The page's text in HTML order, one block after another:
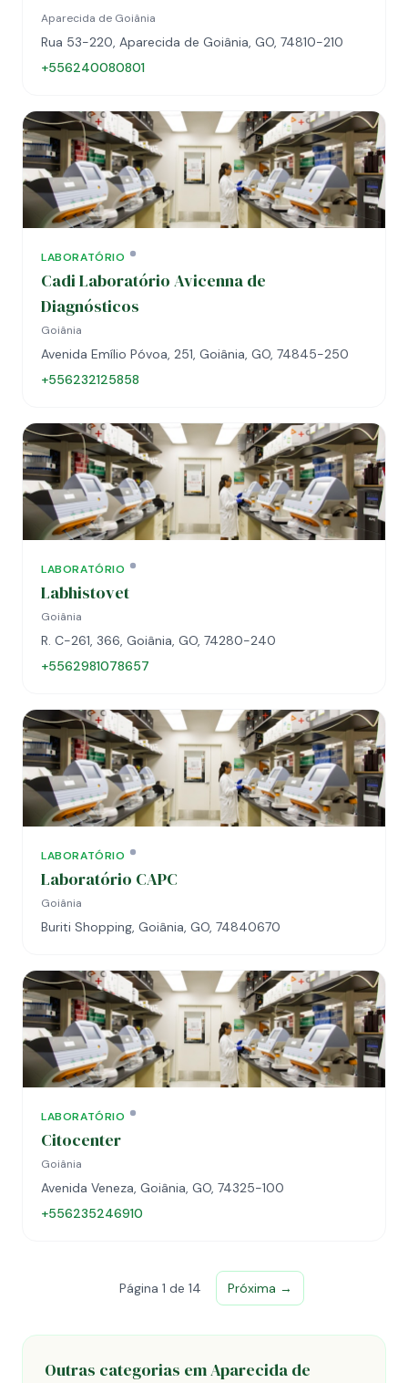
Aparecida de Goiânia
Rua 53-220, Aparecida de Goiânia, GO, 74810-210
+556240080801
LABORATÓRIO
Cadi Laboratório Avicenna de
Diagnósticos
Goiânia
Avenida Emílio Póvoa, 251, Goiânia, GO, 74845-250
+556232125858
LABORATÓRIO
Labhistovet
Goiânia
R. C-261, 366, Goiânia, GO, 74280-240
+5562981078657
LABORATÓRIO
Laboratório CAPC
Goiânia
Buriti Shopping, Goiânia, GO, 74840670
LABORATÓRIO
Citocenter
Goiânia
Avenida Veneza, Goiânia, GO, 74325-100
+556235246910
Página 1 de 14 Próxima →
Outras categorias em Aparecida de